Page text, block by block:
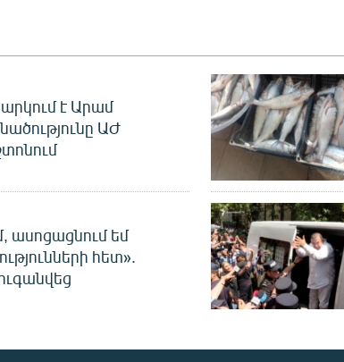
է Արամ
ԱԺ
ասոցացնում եմ
հետ».